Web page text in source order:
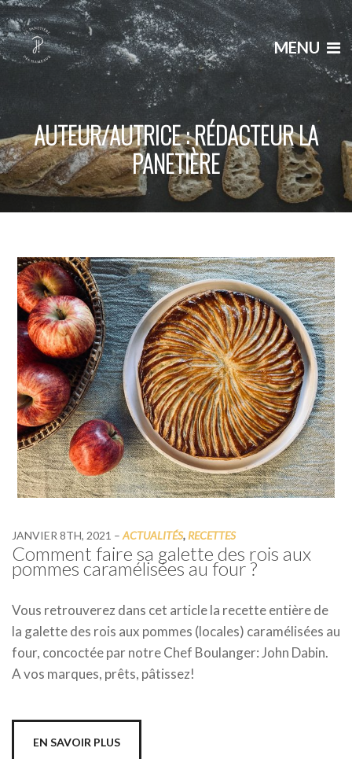
MENU
AUTEUR/AUTRICE :RÉDACTEUR LA
PANETIÈRE
JANVIER 8TH, 2021 – ACTUALITÉS, RECETTES
Comment faire sa galette des rois aux
pommes caramélisées au four ?
Vous retrouverez dans cet article la recette entière de
la galette des rois aux pommes (locales) caramélisées au
four, concoctée par notre Chef Boulanger: John Dabin.
A vos marques, prêts, pâtissez!
EN SAVOIR PLUS